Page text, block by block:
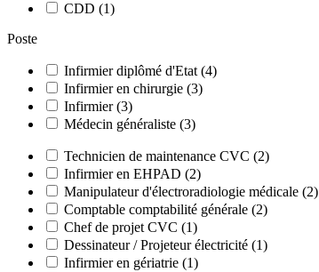
CDD (1)
Poste
Infirmier diplômé d'Etat (4)
Infirmier en chirurgie (3)
Infirmier (3)
Médecin généraliste (3)
Technicien de maintenance CVC (2)
Infirmier en EHPAD (2)
Manipulateur d'électroradiologie médicale (2)
Comptable comptabilité générale (2)
Chef de projet CVC (1)
Dessinateur / Projeteur électricité (1)
Infirmier en gériatrie (1)